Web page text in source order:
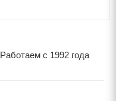
Работаем с 1992 года